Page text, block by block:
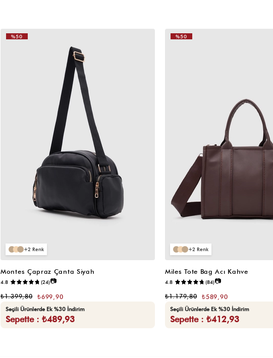
2
Montes Çapraz Çanta Siyah
4.8 (24)📷
₺699,90
₺1.399,80
Seçili Ürünlerde Ek %30 İndirim
Sepette : ₺489,93
%50
2
Miles Tote Bag Acı Kahve
4.8 (84)📷
₺589,90
₺1.179,80
Seçili Ürünlerde Ek %30 İndirim
Sepette : ₺412,93
%50